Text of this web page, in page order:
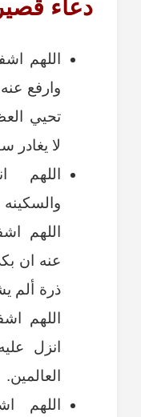
دعاء
اللهم
وارفع
تحيي
لا يغادر
اللهم
اللهم
عنه ان
ذرة ألم
اللهم
انزل
العالمين.
اللهم